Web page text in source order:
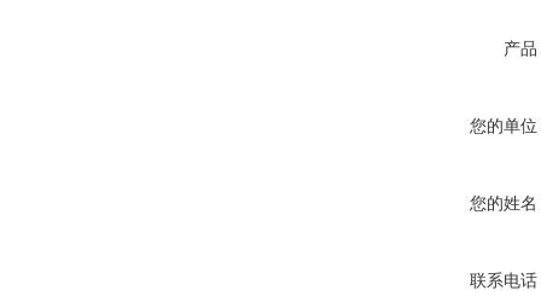
产品
您的单位
您的姓名
联系电话